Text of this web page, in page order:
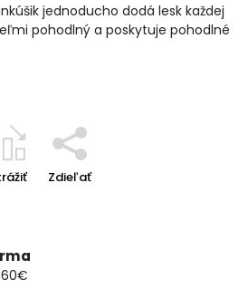
jednoducho dodá lesk každej
pohodlný a poskytuje pohodlné
Zdieľať